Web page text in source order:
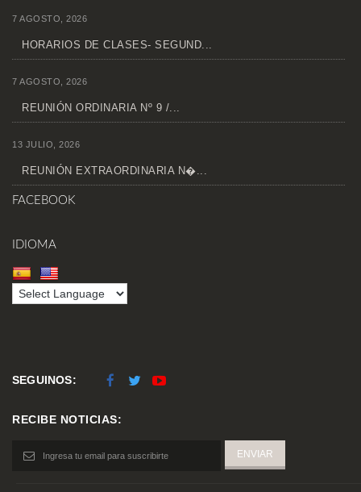
7 AGOSTO, 2026
HORARIOS DE CLASES- SEGUND...
7 AGOSTO, 2026
REUNIÓN ORDINARIA Nº 9 /...
13 JULIO, 2026
REUNIÓN EXTRAORDINARIA N�...
FACEBOOK
IDIOMA
SEGUINOS:
RECIBE NOTICIAS: